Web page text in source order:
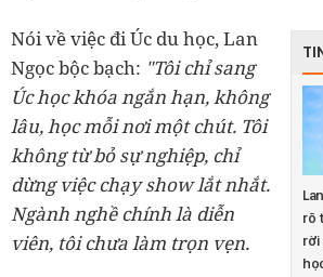
rõ
rời
Nói về việc đi Úc du học, Lan
Ngọc bộc bạch: "Tôi chỉ sang
Úc học khóa ngắn hạn, không
lâu, học mỗi nơi một chút. Tôi
không từ bỏ sự nghiệp, chỉ
dừng việc chạy show lắt nhắt.
Ngành nghề chính là diễn
viên, tôi chưa làm trọn vẹn.